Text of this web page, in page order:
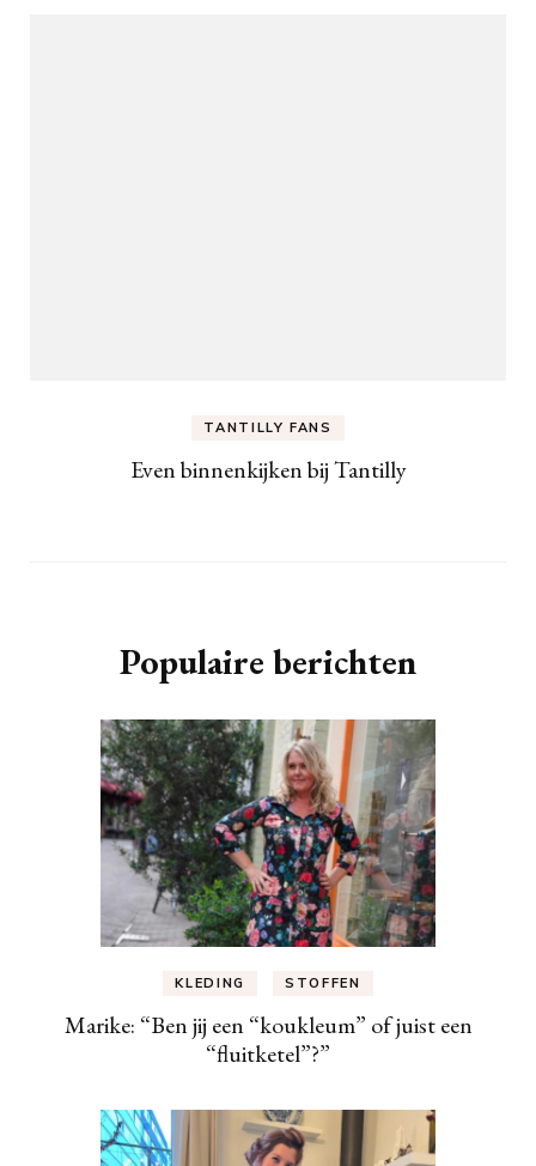
TANTILLY FANS
Even binnenkijken bij Tantilly
Populaire berichten
KLEDING STOFFEN
Marike: “Ben jij een “koukleum” of juist een
“fluitketel”?”